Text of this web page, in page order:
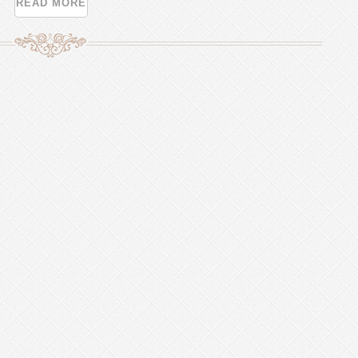
READ MORE